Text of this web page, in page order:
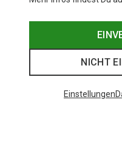
NICHT
Einstellungen